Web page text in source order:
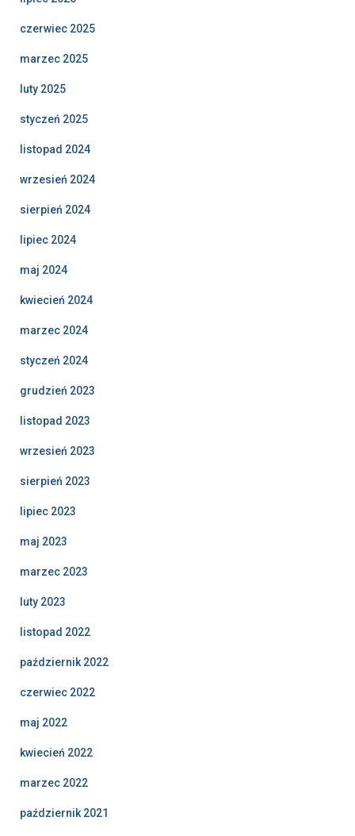
czerwiec 2025
marzec 2025
luty 2025
styczeń 2025
listopad 2024
wrzesień 2024
sierpień 2024
lipiec 2024
maj 2024
kwiecień 2024
marzec 2024
styczeń 2024
grudzień 2023
listopad 2023
wrzesień 2023
sierpień 2023
lipiec 2023
maj 2023
marzec 2023
luty 2023
listopad 2022
październik 2022
czerwiec 2022
maj 2022
kwiecień 2022
marzec 2022
październik 2021